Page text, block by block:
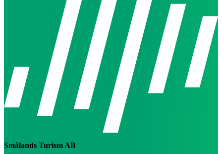
Smålands Turism AB